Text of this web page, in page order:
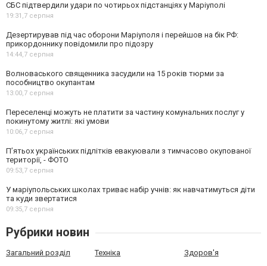
СБС підтвердили удари по чотирьох підстанціях у Маріуполі
19:31,7 серпня
Дезертирував під час оборони Маріуполя і перейшов на бік РФ:
прикордоннику повідомили про підозру
14:44,7 серпня
Волноваського священника засудили на 15 років тюрми за
пособництво окупантам
13:00,7 серпня
Переселенці можуть не платити за частину комунальних послуг у
покинутому житлі: які умови
10:06,7 серпня
П’ятьох українських підлітків евакуювали з тимчасово окупованої
території, - ФОТО
09:53,7 серпня
У маріупольських школах триває набір учнів: як навчатимуться діти
та куди звертатися
09:35,7 серпня
Рубрики новин
Загальний розділ Техніка Здоров'я